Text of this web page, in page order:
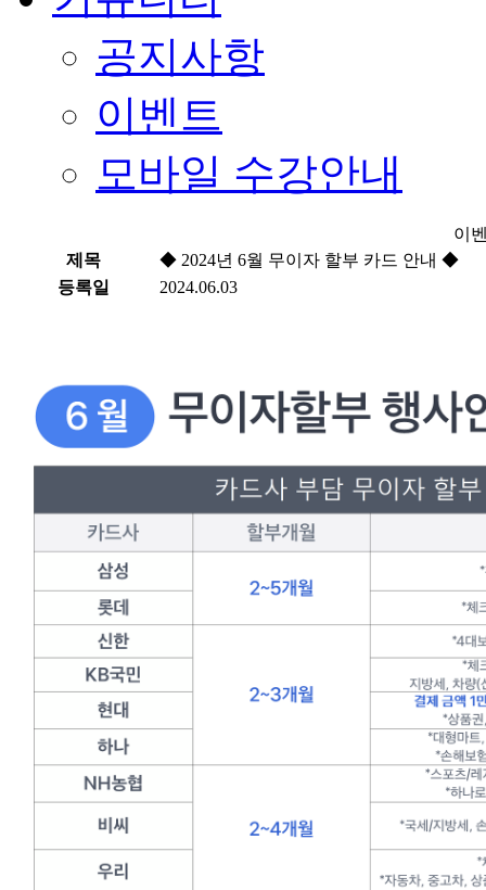
공지사항
이벤트
모바일 수강안내
이
제목
◆ 2024년 6월 무이자 할부 카드 안내 ◆
등록일
2024.06.03